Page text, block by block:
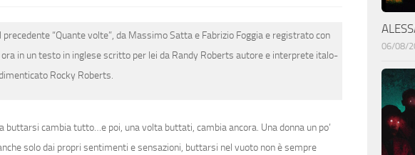
“Quante volte”, da Massimo Satta e Fabrizio Foggia e registrato con
in untesto in inglesescritto per lei da Randy Roberts autore e interprete italo-
Rocky Roberts.
cambia tutto…e poi, una volta buttati, cambia ancora. Una donna un po’
solo dai propri sentimenti e sensazioni, buttarsi nel vuoto non è sempre
06/08/